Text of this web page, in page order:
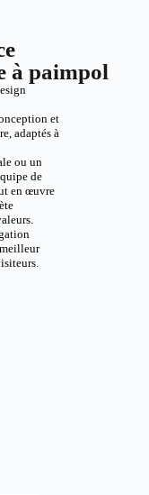
à paimpol
et
adaptés à
ou un
de
en œuvre